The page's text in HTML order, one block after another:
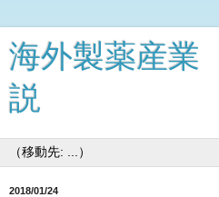
海外製薬産
説
2018/01/24